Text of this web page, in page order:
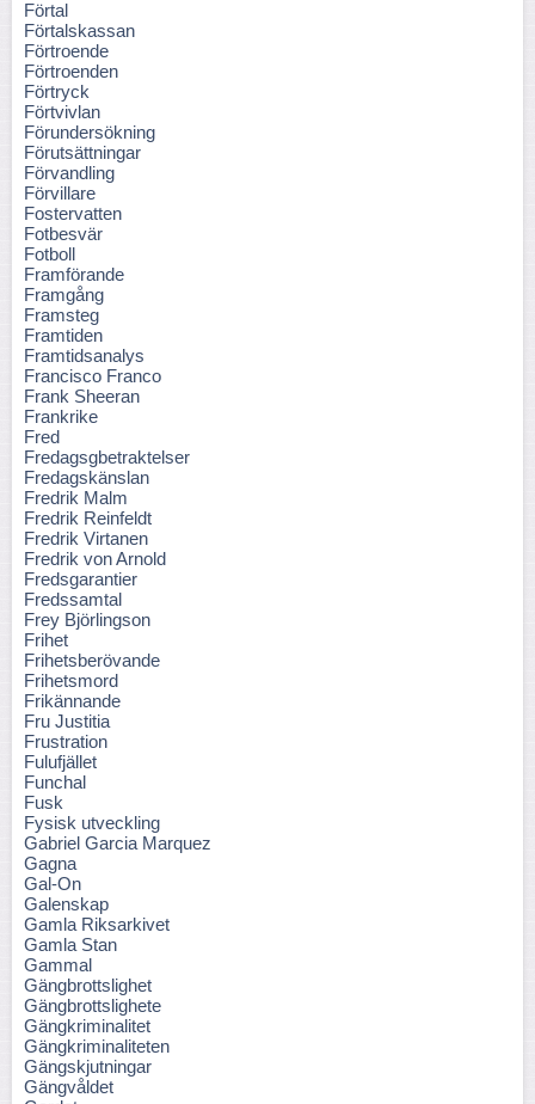
Förtal
Förtalskassan
Förtroende
Förtroenden
Förtryck
Förtvivlan
Förundersökning
Förutsättningar
Förvandling
Förvillare
Fostervatten
Fotbesvär
Fotboll
Framförande
Framgång
Framsteg
Framtiden
Framtidsanalys
Francisco Franco
Frank Sheeran
Frankrike
Fred
Fredagsgbetraktelser
Fredagskänslan
Fredrik Malm
Fredrik Reinfeldt
Fredrik Virtanen
Fredrik von Arnold
Fredsgarantier
Fredssamtal
Frey Björlingson
Frihet
Frihetsberövande
Frihetsmord
Frikännande
Fru Justitia
Frustration
Fulufjället
Funchal
Fusk
Fysisk utveckling
Gabriel Garcia Marquez
Gagna
Gal-On
Galenskap
Gamla Riksarkivet
Gamla Stan
Gammal
Gängbrottslighet
Gängbrottslighete
Gängkriminalitet
Gängkriminaliteten
Gängskjutningar
Gängvåldet